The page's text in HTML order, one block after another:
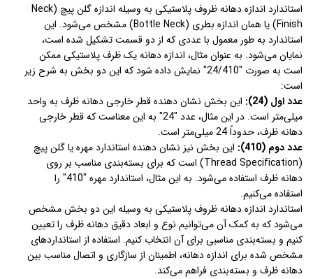
استاندارد اندازه دهانه ظروف پلاستیکی به وسیله اندازه گلن پیچ (Neck
Finish) یا همان اندازه بطری (Bottle Neck) مشخص می‌شود. این
استاندارد به طور معمول با عددی که از دو قسمت تشکیل شده است،
نمایان می‌شود. به عنوان مثال، اندازه دهانه یک ظرف پلاستیکی ممکن
است به صورت "24/410" نمایش داده شود که این دو بخش به شرح زیر
است:
عدد اول (24):
این بخش نشان دهنده قطر خارجی دهانه ظرف به واحد
میلی‌متر است. در این مثال، عدد "24" به این معناست که قطر خارجی
دهانه ظرف، حدوداً 24 میلی‌متر است.
عدد دوم (410):
این بخش نیز نشان دهنده استاندارد مهره یا گلن پیچ
(Thread Specification) است که برای بسته‌بندی مناسب بر روی
دهانه ظرف استفاده می‌شود. به این مثال، استاندارد مهره "410" را
استفاده می‌کنیم.
استاندارد اندازه دهانه ظروف پلاستیکی به وسیله این دو بخش مشخص
می‌شود که به کمک آن می‌توانیم نوع و ابعاد دقیق دهانه ظرف را تعیین
کنیم و بسته‌بندی مناسبی برای آن انتخاب کنیم. استفاده از استانداردهای
مشخص شده برای اندازه دهانه، اطمینان از سازگاری و اتصال مناسب بین
دهانه ظرف و بسته‌بندی فراهم می‌کند.